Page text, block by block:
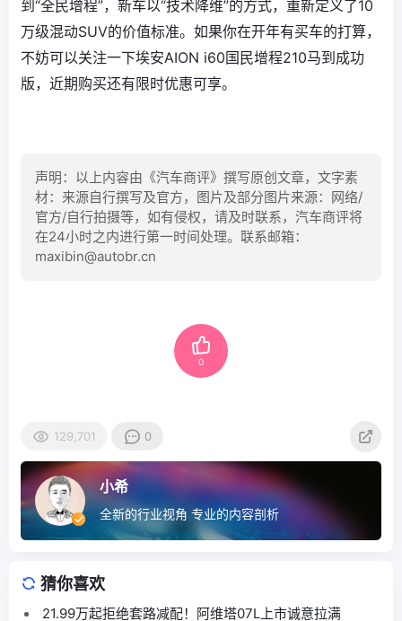
到“全民增程”，新车以“技术降维”的方式，重新定义了10
万级混动SUV的价值标准。如果你在开年有买车的打算，
不妨可以关注一下埃安AION i60国民增程210马到成功
版，近期购买还有限时优惠可享。
声明：以上内容由《汽车商评》撰写原创文章，文字素
材：来源自行撰写及官方，图片及部分图片来源：网络/
官方/自行拍摄等，如有侵权，请及时联系，汽车商评将
在24小时之内进行第一时间处理。联系邮箱：
maxibin@autobr.cn
0
129,701 0
小希
全新的行业视角 专业的内容剖析
猜你喜欢
21.99万起拒绝套路减配！阿维塔07L上市诚意拉满